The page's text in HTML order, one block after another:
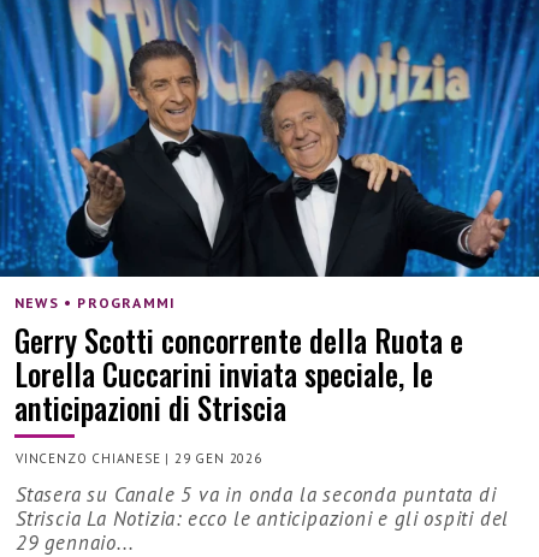
NEWS • PROGRAMMI
Gerry Scotti concorrente della Ruota e
Lorella Cuccarini inviata speciale, le
anticipazioni di Striscia
VINCENZO CHIANESE | 29 GEN 2026
Stasera su Canale 5 va in onda la seconda puntata di
Striscia La Notizia: ecco le anticipazioni e gli ospiti del
29 gennaio...